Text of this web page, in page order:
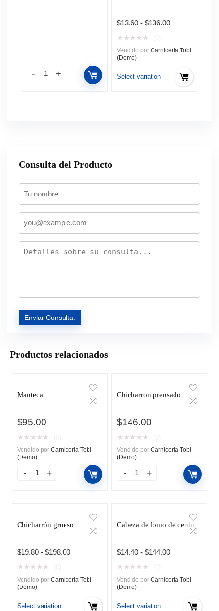
$13.60 - $136.00Rango
desde
hasta
$136.00
★ ★ ★ ★ ★
Vendido por Carniceria Tobi
(Demo)
Select variation
Consulta del Producto
Productos relacionados
Manteca
$95.00
★ ★ ★ ★ ★
Vendido por Carniceria Tobi
(Demo)
Chicharron prensado
$146.00
★ ★ ★ ★ ★
Vendido por Carniceria Tobi
(Demo)
Chicharrón grueso
$19.80 - $198.00Rango
desde
★ ★ ★ ★ ★
Vendido por Carniceria Tobi
(Demo)
Select variation
Cabeza de lomo de cerdo
$14.40 - $144.00Rango
desde
★ ★ ★ ★ ★
Vendido por Carniceria Tobi
(Demo)
Select variation